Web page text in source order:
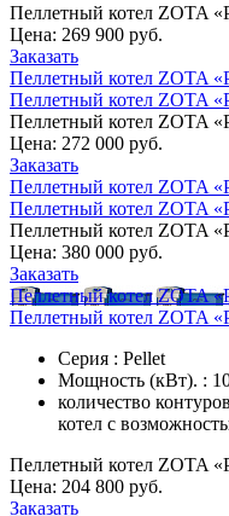
Пеллетный котел ZOTA
Цена: 269 900 руб.
Заказать
Пеллетный котел ZOTA
Пеллетный котел ZOTA
Пеллетный котел ZOTA
Цена: 272 000 руб.
Заказать
Пеллетный котел ZOTA
Пеллетный котел ZOTA
Пеллетный котел ZOTA
Цена: 380 000 руб.
Заказать
Пеллетный котел ZOTA
Пеллетный котел ZOTA
Серия : Pellet
Мощность (кВт). :
количество
котел с
Пеллетный котел ZOTA
Цена: 204 800 руб.
Заказать